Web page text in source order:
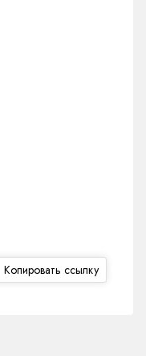
Копировать ссылку